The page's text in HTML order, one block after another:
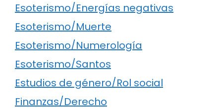
Esoterismo/Energías negativas
Esoterismo/Muerte
Esoterismo/Numerología
Esoterismo/Santos
Estudios de género/Rol social
Finanzas/Derecho